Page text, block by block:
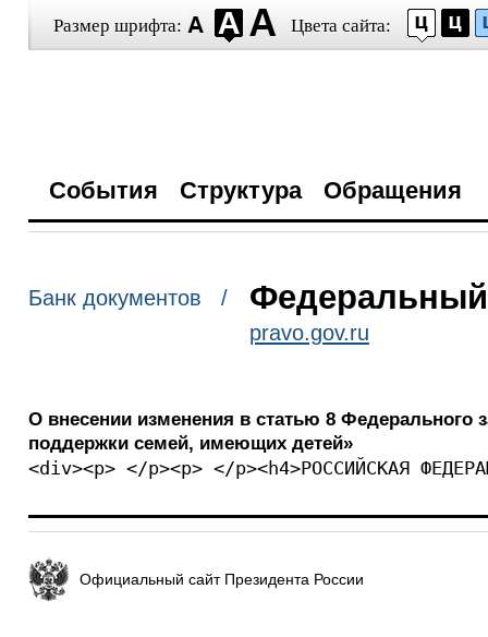
Размер шрифта: Цвета сайта:
События Структура Обращения
Банк документов / Федеральный
pravo.gov.ru
О внесении изменения в статью 8 Федерального
поддержки семей, имеющих детей»
<div><p> </p><p> </p><h4>РОССИЙСКАЯ
Официальный сайт Президента России